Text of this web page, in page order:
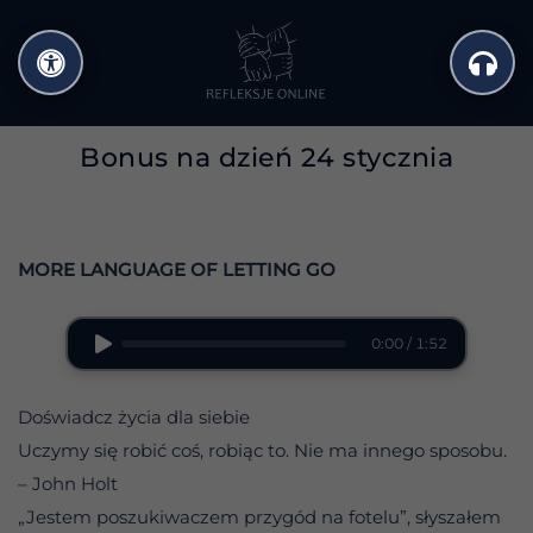
do
treści
Bonus na dzień 24 stycznia
MORE LANGUAGE OF LETTING GO
0:00 / 1:52
Doświadcz życia dla siebie
Uczymy się robić coś, robiąc to. Nie ma innego sposobu.
– John Holt
„Jestem poszukiwaczem przygód na fotelu”, słyszałem